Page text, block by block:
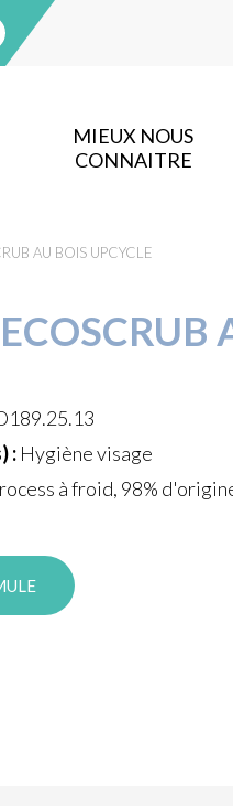
MIEUX NOUS
CONNAITRE
AU BOIS UPCYCLE
:Hygiène visage
à froid, 98%